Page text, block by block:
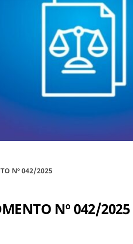
Nº 042/2025
Nº 042/2025